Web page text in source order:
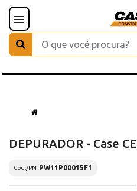
DEPURADOR - Case CE
Cód./PN PW11P00015F1